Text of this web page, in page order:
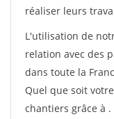
réaliser leurs
L'utilisation de
relation avec des
dans toute la
Quel que soit
chantiers grâce à